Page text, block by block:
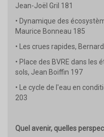
Jean-Joël Gril 181
• Dynamique des
Maurice Bonneau 185
• Les crues rapides,
• Place des BVRE dans les
sols, Jean Boiffin 197
• Le cycle de l'eau en
203
Quel avenir, quelles